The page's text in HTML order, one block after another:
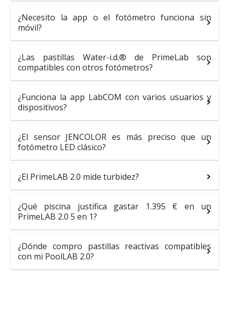
¿Necesito la app o el fotómetro funciona sin
móvil?
¿Las pastillas Water-i.d.® de PrimeLab son
compatibles con otros fotómetros?
¿Funciona la app LabCOM con varios usuarios y
dispositivos?
¿El sensor JENCOLOR es más preciso que un
fotómetro LED clásico?
¿El PrimeLAB 2.0 mide turbidez?
¿Qué piscina justifica gastar 1.395 € en un
PrimeLAB 2.0 5 en 1?
¿Dónde compro pastillas reactivas compatibles
con mi PoolLAB 2.0?